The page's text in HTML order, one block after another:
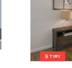
ȘTIRI